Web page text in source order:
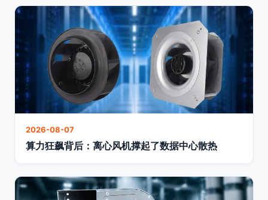
2026-08-07
算力狂飙背后：离心风机撑起了数据中心散热